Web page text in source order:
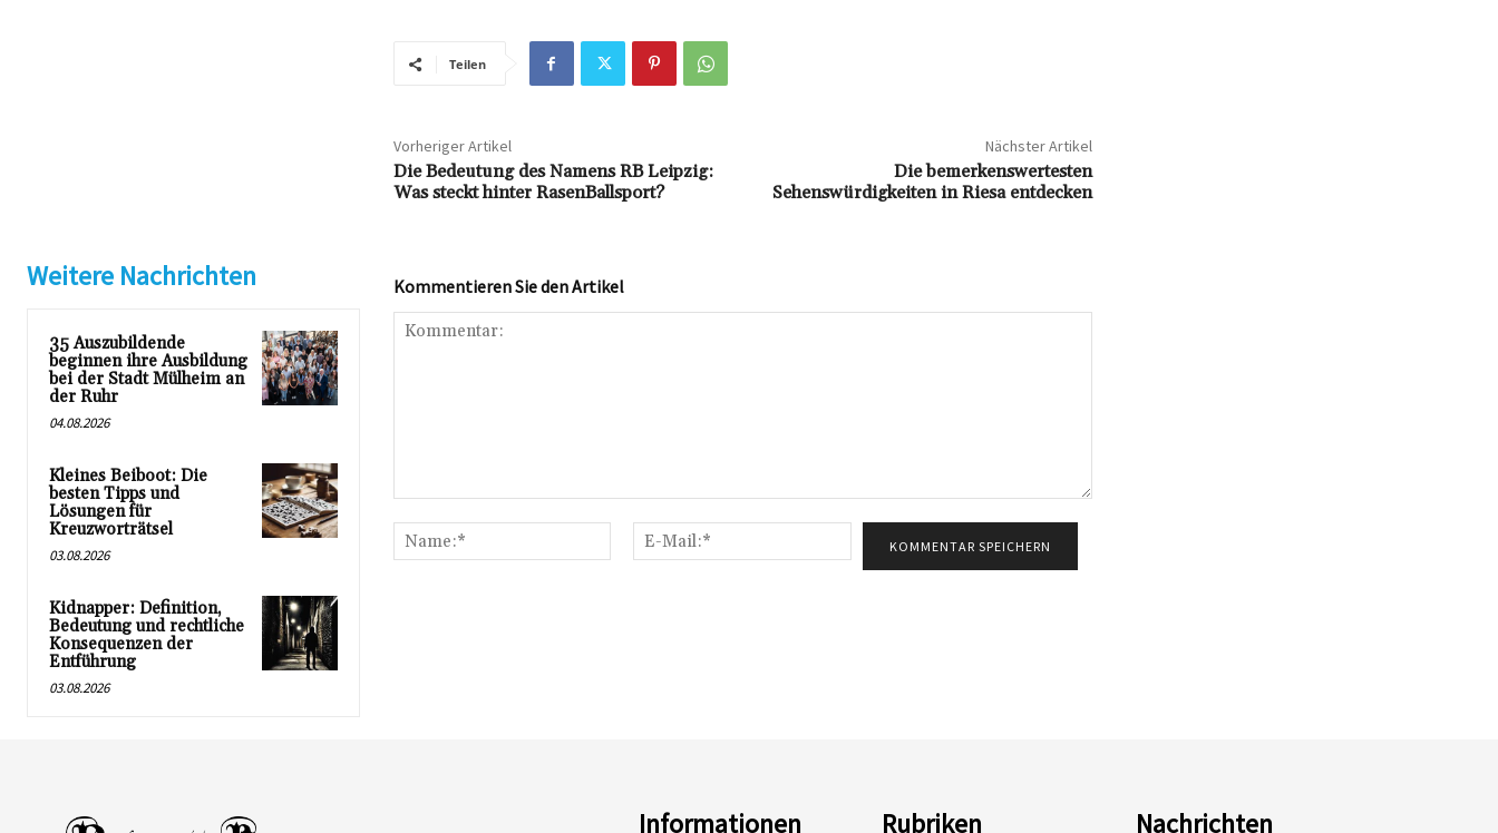
Teilen
Vorheriger Artikel
Die Bedeutung des Namens RB Leipzig:
Was steckt hinter RasenBallsport?
Nächster Artikel
Die bemerkenswertesten
Sehenswürdigkeiten in Riesa entdecken
Weitere Nachrichten
35 Auszubildende
beginnen ihre Ausbildung
bei der Stadt Mülheim an
der Ruhr
04.08.2026
Kleines Beiboot: Die
besten Tipps und
Lösungen für
Kreuzworträtsel
03.08.2026
Kidnapper: Definition,
Bedeutung und rechtliche
Konsequenzen der
Entführung
03.08.2026
Kommentieren Sie den Artikel
Name:*
Mail:*
Informationen Rubriken Nachrichten